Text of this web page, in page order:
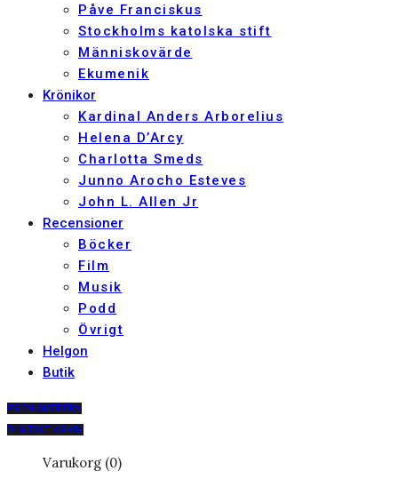
Påve Franciskus
Stockholms katolska stift
Människovärde
Ekumenik
Krönikor
Kardinal Anders Arborelius
Helena D’Arcy
Charlotta Smeds
Junno Arocho Esteves
John L. Allen Jr
Recensioner
Böcker
Film
Musik
Podd
Övrigt
Helgon
Butik
PRENUMERERA
DIGITALT ARKIV
Varukorg (0)